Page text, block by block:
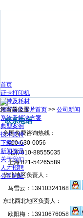
首页
证卡打印机
色带及耗材
读写器及卡片
系统及解决方案
典型案例
技术支持
下载中心
新闻资讯
关于我们
人才招聘
公司地址
您当前位置：首页 >> 公司新闻
联系电话
全国免费咨询热线：
400-630-0056
北京 010-88555035
上海 021-54265589
华北地区负责人：
马雪云：13910324168
东北西北地区负责人：
欧阳梅：13910676058